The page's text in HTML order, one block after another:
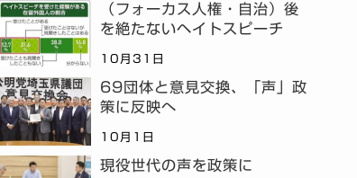
（フォーカス人権・自治）後
を絶たないヘイトスピーチ
10月31日
69団体と意見交換、「声」政
策に反映へ
10月1日
現役世代の声を政策に